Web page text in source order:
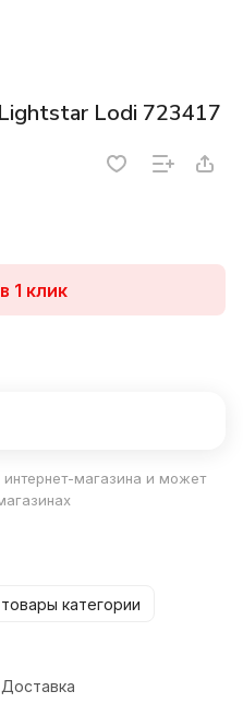
Lodi 723417
1 клик
интернет-магазина и может
категории
Доставка